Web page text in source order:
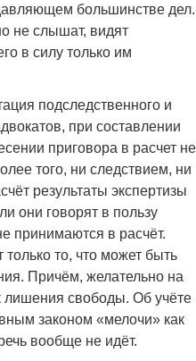
большинстве дел.
не слышат, видят
в силу только им
подследственного и
при составлении
приговора в расчет не
того, ни следствием, ни
результаты экспертизы
они говорят в пользу
принимаются в расчёт.
только то, что может быть
Причём, желательно на
свободы. Об учёте
законом «мелочи» как
вообще не идёт.